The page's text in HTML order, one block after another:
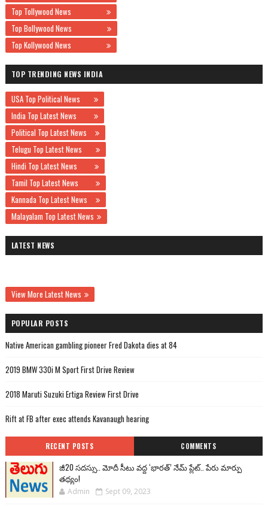
Top Tollywood News
Top Bollywood News
Top Kollywood News
TOP TRENDING NEWS INDIA
USA Top Political News
India Top Latest News
Political Top Latest News
Telugu Top Latest News
Hindi Top Latest News
Tamil Top Latest News
Kannada Top Latest News
Malayalam Top Latest News
LATEST NEWS
View More Latest News
POPULAR POSTS
Native American gambling pioneer Fred Dakota dies at 84
2019 BMW 330i M Sport First Drive Review
2018 Maruti Suzuki Ertiga Review First Drive
Rift at FB after exec attends Kavanaugh hearing
RECENT POSTS COMMENTS
జీ20 సదస్సు.. మోదీ సీటు వద్ద ‘భారత్’ నేమ్ ప్లేట్‌.. పేరు మార్పు
తథ్యం!
Admin Sept 09, 2023